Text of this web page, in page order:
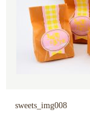
sweets_img008